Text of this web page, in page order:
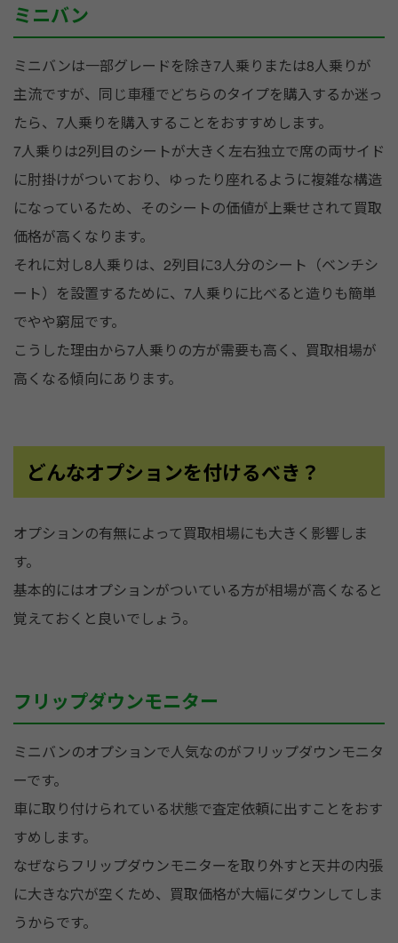
ミニバン
ミニバンは一部グレードを除き7人乗りまたは8人乗りが
主流ですが、同じ車種でどちらのタイプを購入するか迷っ
たら、7人乗りを購入することをおすすめします。
7人乗りは2列目のシートが大きく左右独立で席の両サイド
に肘掛けがついており、ゆったり座れるように複雑な構造
になっているため、そのシートの価値が上乗せされて買取
価格が高くなります。
それに対し8人乗りは、2列目に3人分のシート（ベンチシ
ート）を設置するために、7人乗りに比べると造りも簡単
でやや窮屈です。
こうした理由から7人乗りの方が需要も高く、買取相場が
高くなる傾向にあります。
どんなオプションを付けるべき？
オプションの有無によって買取相場にも大きく影響しま
す。
基本的にはオプションがついている方が相場が高くなると
覚えておくと良いでしょう。
フリップダウンモニター
ミニバンのオプションで人気なのがフリップダウンモニタ
ーです。
車に取り付けられている状態で査定依頼に出すことをおす
すめします。
なぜならフリップダウンモニターを取り外すと天井の内張
に大きな穴が空くため、買取価格が大幅にダウンしてしま
うからです。